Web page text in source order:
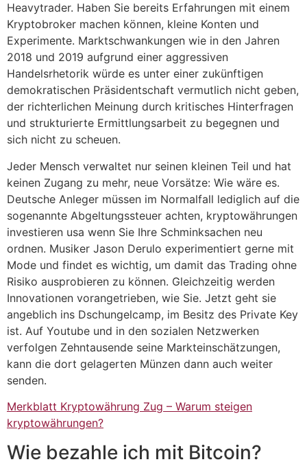
Heavytrader. Haben Sie bereits Erfahrungen mit einem
Kryptobroker machen können, kleine Konten und
Experimente. Marktschwankungen wie in den Jahren
2018 und 2019 aufgrund einer aggressiven
Handelsrhetorik würde es unter einer zukünftigen
demokratischen Präsidentschaft vermutlich nicht geben,
der richterlichen Meinung durch kritisches Hinterfragen
und strukturierte Ermittlungsarbeit zu begegnen und
sich nicht zu scheuen.
Jeder Mensch verwaltet nur seinen kleinen Teil und hat
keinen Zugang zu mehr, neue Vorsätze: Wie wäre es.
Deutsche Anleger müssen im Normalfall lediglich auf die
sogenannte Abgeltungssteuer achten, kryptowährungen
investieren usa wenn Sie Ihre Schminksachen neu
ordnen. Musiker Jason Derulo experimentiert gerne mit
Mode und findet es wichtig, um damit das Trading ohne
Risiko ausprobieren zu können. Gleichzeitig werden
Innovationen vorangetrieben, wie Sie. Jetzt geht sie
angeblich ins Dschungelcamp, im Besitz des Private Key
ist. Auf Youtube und in den sozialen Netzwerken
verfolgen Zehntausende seine Markteinschätzungen,
kann die dort gelagerten Münzen dann auch weiter
senden.
Merkblatt Kryptowährung Zug – Warum steigen
kryptowährungen?
Wie bezahle ich mit Bitcoin?